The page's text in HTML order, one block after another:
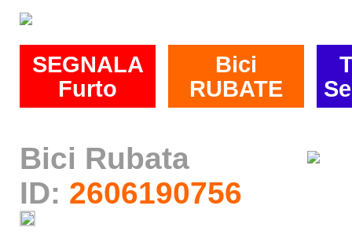
SEGNALA
Furto
Bici
RUBATE
Bici Rubata
ID: 2606190756